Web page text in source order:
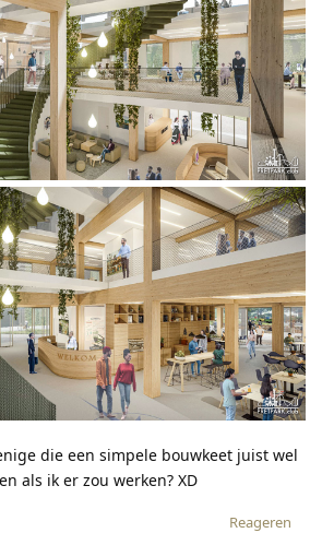
die een simpele bouwkeet juist wel
als ik er zou werken? XD
Reageren